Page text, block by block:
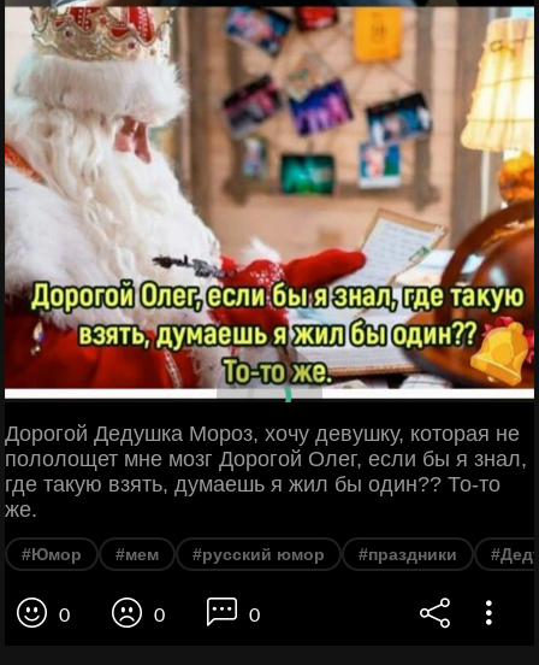
Дорогой Дедушка Мороз, хочу девушку, которая не
пололощет мне мозг Дорогой Олег, если бы я знал,
где такую взять, думаешь я жил бы один?? То-то
же.
#Юмор #мем #русский юмор #праздники
0 0 0